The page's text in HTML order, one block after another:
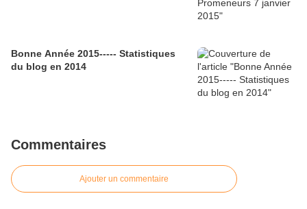
Bonne Année 2015----- Statistiques
du blog en 2014
Commentaires
Ajouter un commentaire